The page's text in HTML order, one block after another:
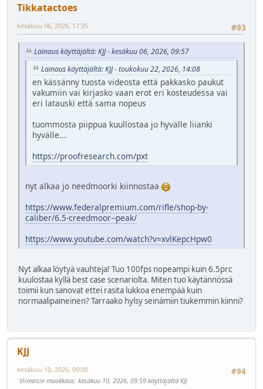
Tikkatactoes
#93
kesäkuu 06, 2026, 17:35
Lainaus käyttäjältä: KJJ - kesäkuu 06, 2026, 09:57
Lainaus käyttäjältä: KJJ - toukokuu 22, 2026, 14:08
en kässänny tuosta videosta että pakkasko paukut
vakumiin vai kirjasko vaan erot eri kosteudessa vai
eri latauski että sama nopeus
tuommosta piippua kuullostaa jo hyvälle liianki
hyvälle...
https://proofresearch.com/pxt
nyt alkaa jo needmoorki kiinnostaa
https://www.federalpremium.com/rifle/shop-by-
caliber/6.5-creedmoor--peak/
https://www.youtube.com/watch?v=xvlKepcHpw0
Nyt alkaa löytyä vauhteja! Tuo 100fps nopeampi kuin 6.5prc
kuulostaa kyllä best case scenariolta. Miten tuo käytännössä
toimii kun sanovat ettei rasita lukkoa enempää kuin
normaalipaineinen? Tarraako hylsy seinämiin tiukemmin kiinni?
KJJ
#94
kesäkuu 10, 2026, 09:00
Viimeisin muokkaus: kesäkuu 10, 2026, 09:59 käyttäjältä KJJ